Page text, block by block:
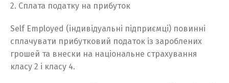
2. Сплата податку на прибуток
Self Employed (індивідуальні підприємці) повинні
сплачувати прибутковий податок із зароблених
грошей та внески на національне страхування
класу 2 і класу 4.